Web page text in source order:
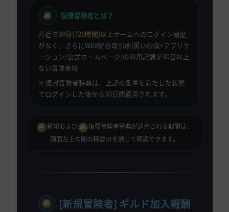
復帰冒険者とは？
直近で30日(720時間)以上ゲームへのログイン履歴
がなく、さらにWEB統合取引所(黒い砂漠+アプリケ
ーション/公式ホームページ)の利用記録が30日以上
ない冒険者様
※ 復帰冒険者特典は、上記の条件を満たした状態
でログインした後から30日間適用されます。
新規および
復帰冒険者特典が適用される期間は、
画面左上の闇の精霊UIを通じて確認できます。
[新規冒険者] ギルド加入報酬